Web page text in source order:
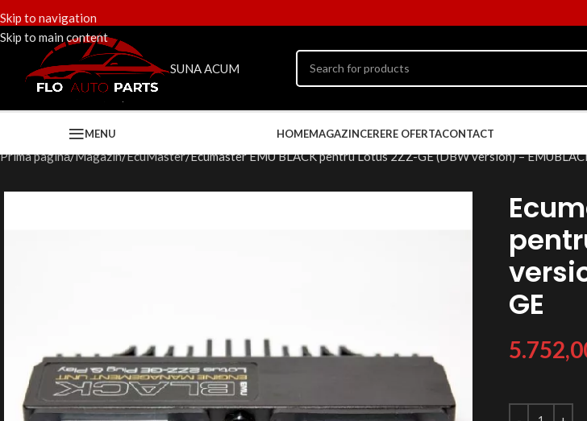
Skip to navigation
Skip to main content
SUNA ACUM
MENU HOMEMAGAZINCERERE OFERTACONTACT
Prima pagină Magazin EcuMaster Ecumaster EMU BLACK pentru Lotus 2ZZ-GE (DBW version) –
GE